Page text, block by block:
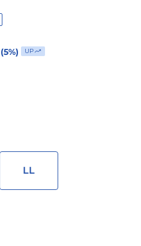
(5%) UP
LL